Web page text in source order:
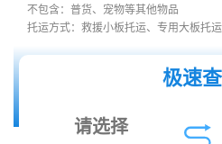
不包含：普货、宠物等其他物品
托运方式：救援小板托运、专用大板托
极速